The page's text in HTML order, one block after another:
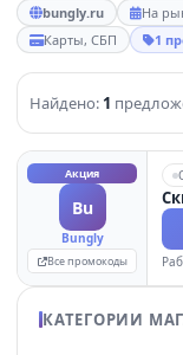
bungly.ru На
Карты, СБП
1
Найдено: 1
Акция
Bu
Bungly
Все промокоды
КАТЕГОРИИ